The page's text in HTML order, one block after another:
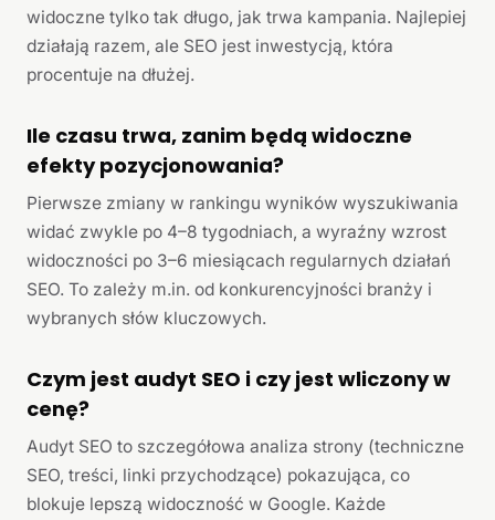
widoczne tylko tak długo, jak trwa kampania. Najlepiej
działają razem, ale SEO jest inwestycją, która
procentuje na dłużej.
Ile czasu trwa, zanim będą widoczne
efekty pozycjonowania?
Pierwsze zmiany w rankingu wyników wyszukiwania
widać zwykle po 4–8 tygodniach, a wyraźny wzrost
widoczności po 3–6 miesiącach regularnych działań
SEO. To zależy m.in. od konkurencyjności branży i
wybranych słów kluczowych.
Czym jest audyt SEO i czy jest wliczony w
cenę?
Audyt SEO to szczegółowa analiza strony (techniczne
SEO, treści, linki przychodzące) pokazująca, co
blokuje lepszą widoczność w Google. Każde